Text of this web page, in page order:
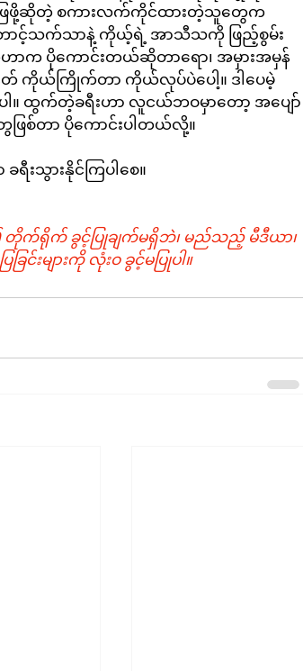
ဖြေဖို့ဆိုတဲ့ စကားလက်ကိုင်ထားတဲ့သူတွေက
ောင့်သက်သာနဲ့ ကိုယ့်ရဲ့ အာသီသကို ဖြည့်စွမ်း
က ပိုကောင်းတယ်ဆိုတာရော၊ အမှားအမှန်
နတ် ကိုယ်ကြိုက်တာ ကိုယ်လုပ်ပဲပေါ့။ ဒါပေမဲ့
ါ။ ထွက်တဲ့ခရီးဟာ လူငယ်ဘဝမှာတော့ အပျော်
ြစ်တာ ပိုကောင်းပါတယ်လို့။
ရီးသွားနိုင်ကြပါစေ။
၏ တိုက်ရိုက် ခွင့်ပြုချက်မရှိဘဲ၊ မည်သည့် မီဒီယာ၊
းများကို လုံးဝ ခွင့်မပြုပါ။